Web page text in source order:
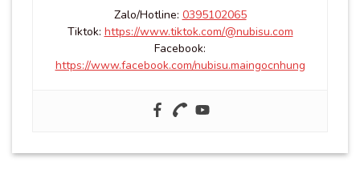
Zalo/Hotline: 0395102065
Tiktok: https://www.tiktok.com/@nubisu.com
Facebook:
https://www.facebook.com/nubisu.maingocnhung